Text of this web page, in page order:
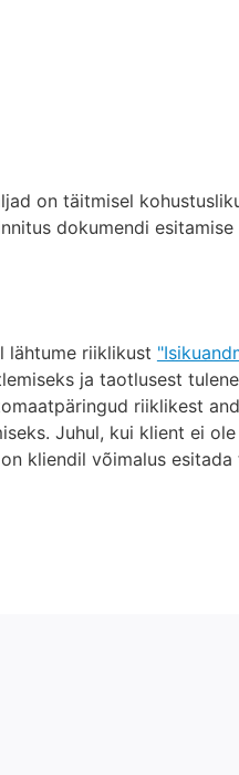
on täitmisel
dokumendi esitamise
lähtume riiklikust
ja taotlusest
riiklikest
Juhul, kui klient ei
kliendil võimalus